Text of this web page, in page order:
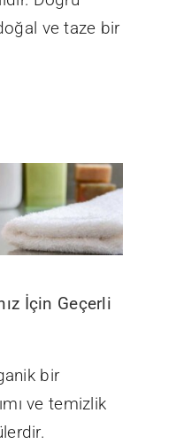
ve taze bir
İçin Geçerli
bir
ve temizlik